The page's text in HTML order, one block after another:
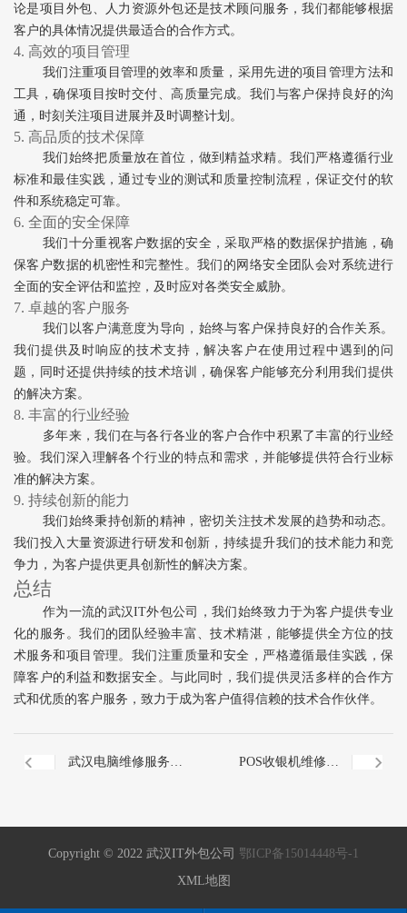
论是项目外包、人力资源外包还是技术顾问服务，我们都能够根据
客户的具体情况提供最适合的合作方式。
4. 高效的项目管理
我们注重项目管理的效率和质量，采用先进的项目管理方法和
工具，确保项目按时交付、高质量完成。我们与客户保持良好的沟
通，时刻关注项目进展并及时调整计划。
5. 高品质的技术保障
我们始终把质量放在首位，做到精益求精。我们严格遵循行业
标准和最佳实践，通过专业的测试和质量控制流程，保证交付的软
件和系统稳定可靠。
6. 全面的安全保障
我们十分重视客户数据的安全，采取严格的数据保护措施，确
保客户数据的机密性和完整性。我们的网络安全团队会对系统进行
全面的安全评估和监控，及时应对各类安全威胁。
7. 卓越的客户服务
我们以客户满意度为导向，始终与客户保持良好的合作关系。
我们提供及时响应的技术支持，解决客户在使用过程中遇到的问
题，同时还提供持续的技术培训，确保客户能够充分利用我们提供
的解决方案。
8. 丰富的行业经验
多年来，我们在与各行各业的客户合作中积累了丰富的行业经
验。我们深入理解各个行业的特点和需求，并能够提供符合行业标
准的解决方案。
9. 持续创新的能力
我们始终秉持创新的精神，密切关注技术发展的趋势和动态。
我们投入大量资源进行研发和创新，持续提升我们的技术能力和竞
争力，为客户提供更具创新性的解决方案。
总结
作为一流的武汉IT外包公司，我们始终致力于为客户提供专业
化的服务。我们的团队经验丰富、技术精湛，能够提供全方位的技
术服务和项目管理。我们注重质量和安全，严格遵循最佳实践，保
障客户的利益和数据安全。与此同时，我们提供灵活多样的合作方
式和优质的客户服务，致力于成为客户值得信赖的技术合作伙伴。
武汉电脑维修服务： POS收银机维修服
Copyright © 2022 武汉IT外包公司 鄂ICP备15014448号-1
XML地图